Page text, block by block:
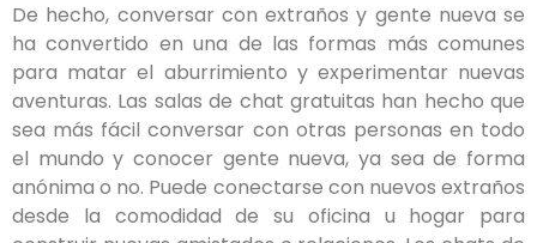
De hecho, conversar con extraños y gente nueva se
ha convertido en una de las formas más comunes
para matar el aburrimiento y experimentar nuevas
aventuras. Las salas de chat gratuitas han hecho que
sea más fácil conversar con otras personas en todo
el mundo y conocer gente nueva, ya sea de forma
anónima o no. Puede conectarse con nuevos extraños
desde la comodidad de su oficina u hogar para